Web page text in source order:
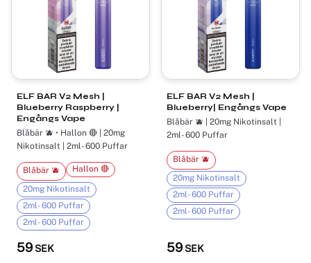
ELF BAR V2 Mesh |
Blueberry Raspberry |
Engångs Vape
Blåbär 🫐 • Hallon 🔴 | 20mg
Nikotinsalt | 2ml- 600 Puffar
59 SEK
Blåbär 🫐 Hallon 🔴
20mg Nikotinsalt
2ml- 600 Puffar
2ml- 600 Puffar
ELF BAR V2 Mesh |
Blueberry| Engångs Vape
Blåbär 🫐 | 20mg Nikotinsalt |
2ml- 600 Puffar
59 SEK
Blåbär 🫐
20mg Nikotinsalt
2ml- 600 Puffar
2ml- 600 Puffar